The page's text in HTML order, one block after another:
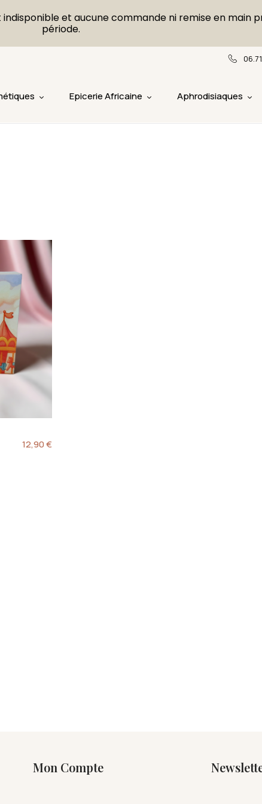
Epicerie Africaine Aphrodisiaques
12,90€
Mon Compte
indisponible et aucune commande ni remise en
période.